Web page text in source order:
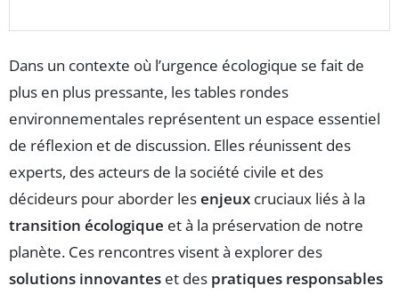
Dans un contexte où l’urgence écologique se fait de
plus en plus pressante, les tables rondes
environnementales représentent un espace essentiel
de réflexion et de discussion. Elles réunissent des
experts, des acteurs de la société civile et des
décideurs pour aborder lesenjeux cruciaux liés à la
transition écologique et à la préservation de notre
planète. Ces rencontres visent à explorer des
solutions innovantes et des pratiques responsables